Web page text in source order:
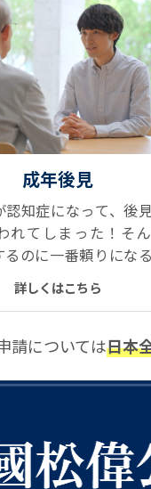
成年後見
認知症になって、後
れてしまった！そ
るのに一番頼りにな
す。なぜならダントツ
していて、経験がとて
詳しくはこちら
請については日本